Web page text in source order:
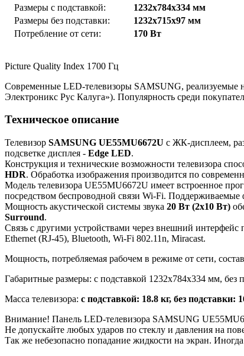
Размеры с подставкой:
1232x784x334 мм
Размеры без подставки:
1232x715x97 мм
Потребление от сети:
170 Вт
Picture Quality Index 1700 Гц
Современные LED-телевизоры SAMSUNG, реализуемые
Электроникс Рус Калуга»). Популярность среди
Техническое описание
Телевизор SAMSUNG UE55MU6672U с ЖК-дисплеем,
подсветке дисплея - Edge LED.
Конструкция и технические возможности телевизора
HDR. Обработка изображения производится по
Модель телевизора UE55MU6672U имеет встроенное
посредством беспроводной связи Wi-Fi.
Мощность акустической системы звука 20 Вт (2х10 Вт)
Surround.
Связь с другими устройствами через внешний
Ethernet (RJ-45), Bluetooth, Wi-Fi 802.11n, Miracast.
Мощность, потребляемая рабочем в режиме от сети,
Габаритные размеры: с подставкой 1232x784x334 мм, без
Масса телевизора: с подставкой: 18.8 кг, без подставки:
Внимание! Панель LED-телевизора SAMSUNG
Не допускайте любых ударов по стеклу и давления на
Так же небезопасно попадание жидкости на экран.